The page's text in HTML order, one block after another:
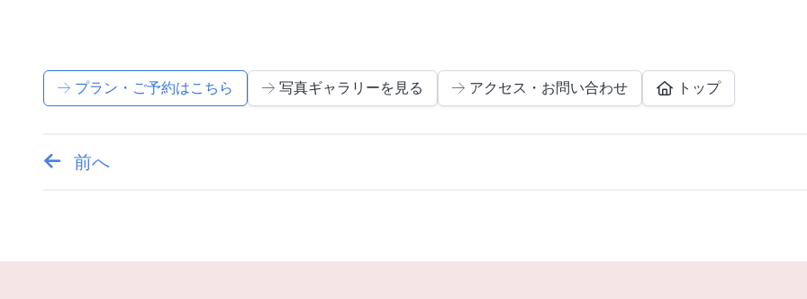
プラン・ご予約はこちら 写真ギャラリーを見る アクセス・お問い合わせ トップ
投
ナ
前へ